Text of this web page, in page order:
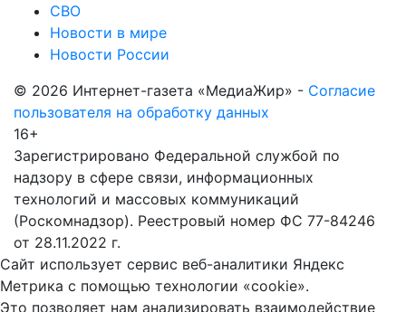
СВО
Новости в мире
Новости России
© 2026 Интернет-газета «МедиаЖир» - Согласие
пользователя на обработку данных
16+
Зарегистрировано Федеральной службой по
надзору в сфере связи, информационных
технологий и массовых коммуникаций
(Роскомнадзор). Реестровый номер ФС 77-84246
от 28.11.2022 г.
Сайт использует сервис веб-аналитики Яндекс
Метрика с помощью технологии «cookie».
Это позволяет нам анализировать взаимодействие